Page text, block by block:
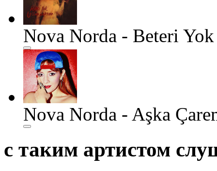
Nova Norda - Beteri
Nova Norda - Aşka
с таким артистом